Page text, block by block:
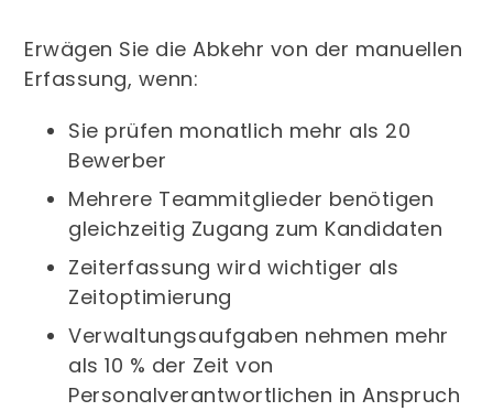
Erwägen Sie die Abkehr von der manuellen
Erfassung, wenn:
Sie prüfen monatlich mehr als 20
Bewerber
Mehrere Teammitglieder benötigen
gleichzeitig Zugang zum Kandidaten
Zeiterfassung wird wichtiger als
Zeitoptimierung
Verwaltungsaufgaben nehmen mehr
als 10 % der Zeit von
Personalverantwortlichen in Anspruch